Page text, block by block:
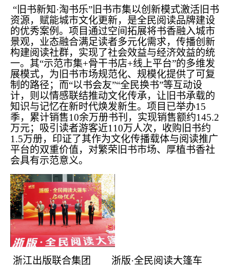
“旧书新知·淘书乐”旧书市集以创新模式激活旧书
资源，赋能城市文化更新，是全民阅读品牌建设
的优秀案例。项目通过空间拓展将书香融入城市
景观，业态融合满足读者多元化需求，传播创新
构建阅读社群，实现了社会效益与经济效益的统
一。其“示范市集+骨干书店+线上平台”的多维发
展模式，为旧书市场规范化、规模化提供了可复
制的路径；而“以书会友”“全民换书”等互动设
计，则以情感联结推动文化传承，让旧书承载的
知识与记忆在新时代焕发新生。项目已举办15
季，累计销售10余万册书刊，实现销售额约145.2
万元；吸引读者游客近110万人次，收购旧书约
1.5万册，印证了其作为文化传播载体与阅读推广
平台的双重价值，对繁荣旧书市场、厚植书香社
会具有示范意义。
浙江出版联合集团 浙版·全民阅读大篷车